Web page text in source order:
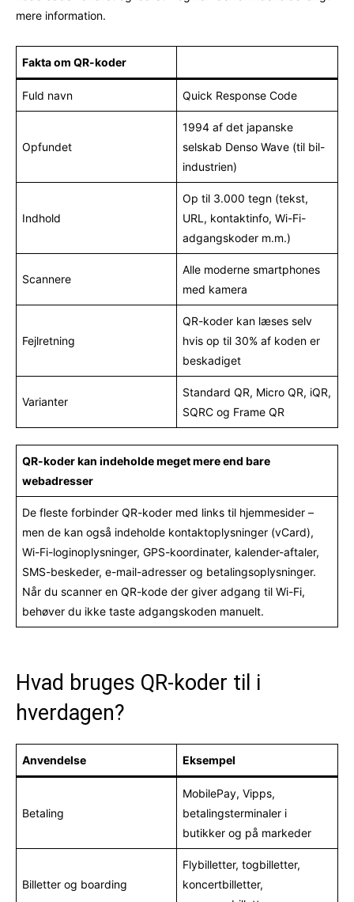
mere information.
Fakta om QR-koder
Fuld navn Quick Response Code
Opfundet
1994 af det japanske
selskab Denso Wave (til bil-
industrien)
Indhold
Op til 3.000 tegn (tekst,
URL, kontaktinfo, Wi-Fi-
adgangskoder m.m.)
Scannere
Alle moderne smartphones
med kamera
Fejlretning
QR-koder kan læses selv
hvis op til 30% af koden er
beskadiget
Varianter
Standard QR, Micro QR, iQR,
SQRC og Frame QR
QR-koder kan indeholde meget mere end bare
webadresser
De fleste forbinder QR-koder med links til hjemmesider –
men de kan også indeholde kontaktoplysninger (vCard),
Wi-Fi-loginoplysninger, GPS-koordinater, kalender-aftaler,
SMS-beskeder, e-mail-adresser og betalingsoplysninger.
Når du scanner en QR-kode der giver adgang til Wi-Fi,
behøver du ikke taste adgangskoden manuelt.
Hvad bruges QR-koder til i
hverdagen?
Anvendelse Eksempel
Betaling
MobilePay, Vipps,
betalingsterminaler i
butikker og på markeder
Billetter og boarding
Flybilletter, togbilletter,
koncertbilletter,